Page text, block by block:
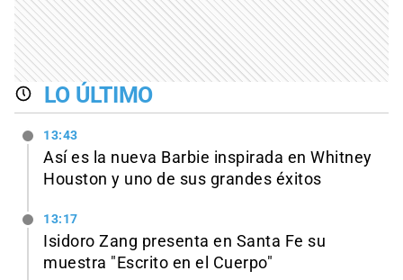
LO ÚLTIMO
13:43
Así es la nueva Barbie inspirada en Whitney
Houston y uno de sus grandes éxitos
13:17
Isidoro Zang presenta en Santa Fe su
muestra "Escrito en el Cuerpo"